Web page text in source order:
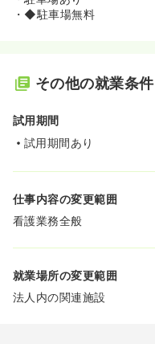
・◆駐車場無料
その他の就業条件
試用期間
試用期間あり
仕事内容の変更範囲
看護業務全般
就業場所の変更範囲
法人内の関連施設